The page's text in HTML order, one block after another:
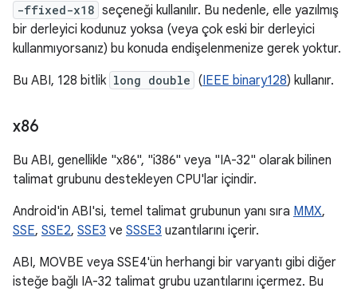
-ffixed-x18 seçeneği kullanılır. Bu nedenle, elle yazılmış
bir derleyici kodunuz yoksa (veya çok eski bir derleyici
kullanmıyorsanız) bu konuda endişelenmenize gerek yoktur.
Bu ABI, 128 bitlik long double (IEEE binary128) kullanır.
x86
Bu ABI, genellikle "x86", "i386" veya "IA-32" olarak bilinen
talimat grubunu destekleyen CPU'lar içindir.
Android'in ABI'si, temel talimat grubunun yanı sıra MMX,
SSE, SSE2, SSE3 ve SSSE3 uzantılarını içerir.
ABI, MOVBE veya SSE4'ün herhangi bir varyantı gibi diğer
isteğe bağlı IA-32 talimat grubu uzantılarını içermez. Bu